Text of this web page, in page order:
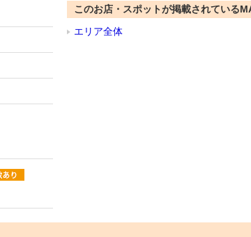
このお店・スポットが掲載されている
エリア全体